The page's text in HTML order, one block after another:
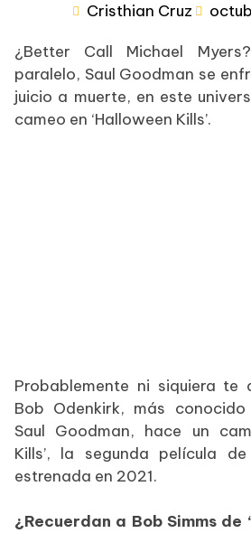
Cristhian Cruz
¿Better Call Michael
paralelo, Saul Goodman se
juicio a muerte, en este
cameo en ‘Halloween Kills’.
Probablemente ni siquiera te
Bob Odenkirk, más
Saul Goodman, hace un
Kills’, la segunda película
estrenada en 2021.
¿Recuerdan a Bob Simms de